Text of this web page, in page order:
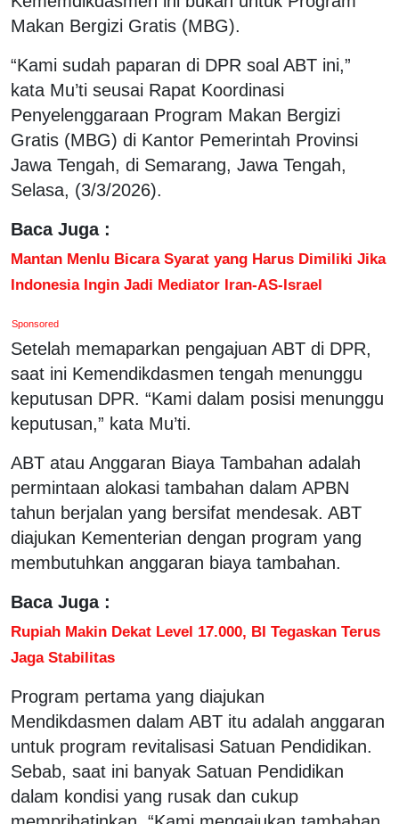
Makan Bergizi Gratis (MBG).
“Kami sudah paparan di DPR soal ABT ini,”
kata Mu’ti seusai Rapat Koordinasi
Penyelenggaraan Program Makan Bergizi
Gratis (MBG) di Kantor Pemerintah Provinsi
Jawa Tengah, di Semarang, Jawa Tengah,
Selasa, (3/3/2026).
Baca Juga :
Mantan Menlu Bicara Syarat yang Harus Dimiliki Jika
Indonesia Ingin Jadi Mediator Iran-AS-Israel
Sponsored
Setelah memaparkan pengajuan ABT di DPR,
saat ini Kemendikdasmen tengah menunggu
keputusan DPR. “Kami dalam posisi menunggu
keputusan,” kata Mu’ti.
ABT atau Anggaran Biaya Tambahan adalah
permintaan alokasi tambahan dalam APBN
tahun berjalan yang bersifat mendesak. ABT
diajukan Kementerian dengan program yang
membutuhkan anggaran biaya tambahan.
Baca Juga :
Rupiah Makin Dekat Level 17.000, BI Tegaskan Terus
Jaga Stabilitas
Program pertama yang diajukan
Mendikdasmen dalam ABT itu adalah anggaran
untuk program revitalisasi Satuan Pendidikan.
Sebab, saat ini banyak Satuan Pendidikan
dalam kondisi yang rusak dan cukup